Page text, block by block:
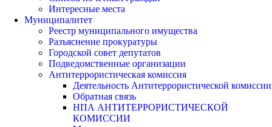
Интересные места
Муниципалитет
Реестр муниципального имущества
Разъяснение прокуратуры
Городской совет депутатов
Подведомственные организации
Антитеррористическая комиссия
Деятельность Антитеррористической комиссии
Обратная связь
НПА АНТИТЕРРОРИСТИЧЕСКОЙ
КОМИССИИ